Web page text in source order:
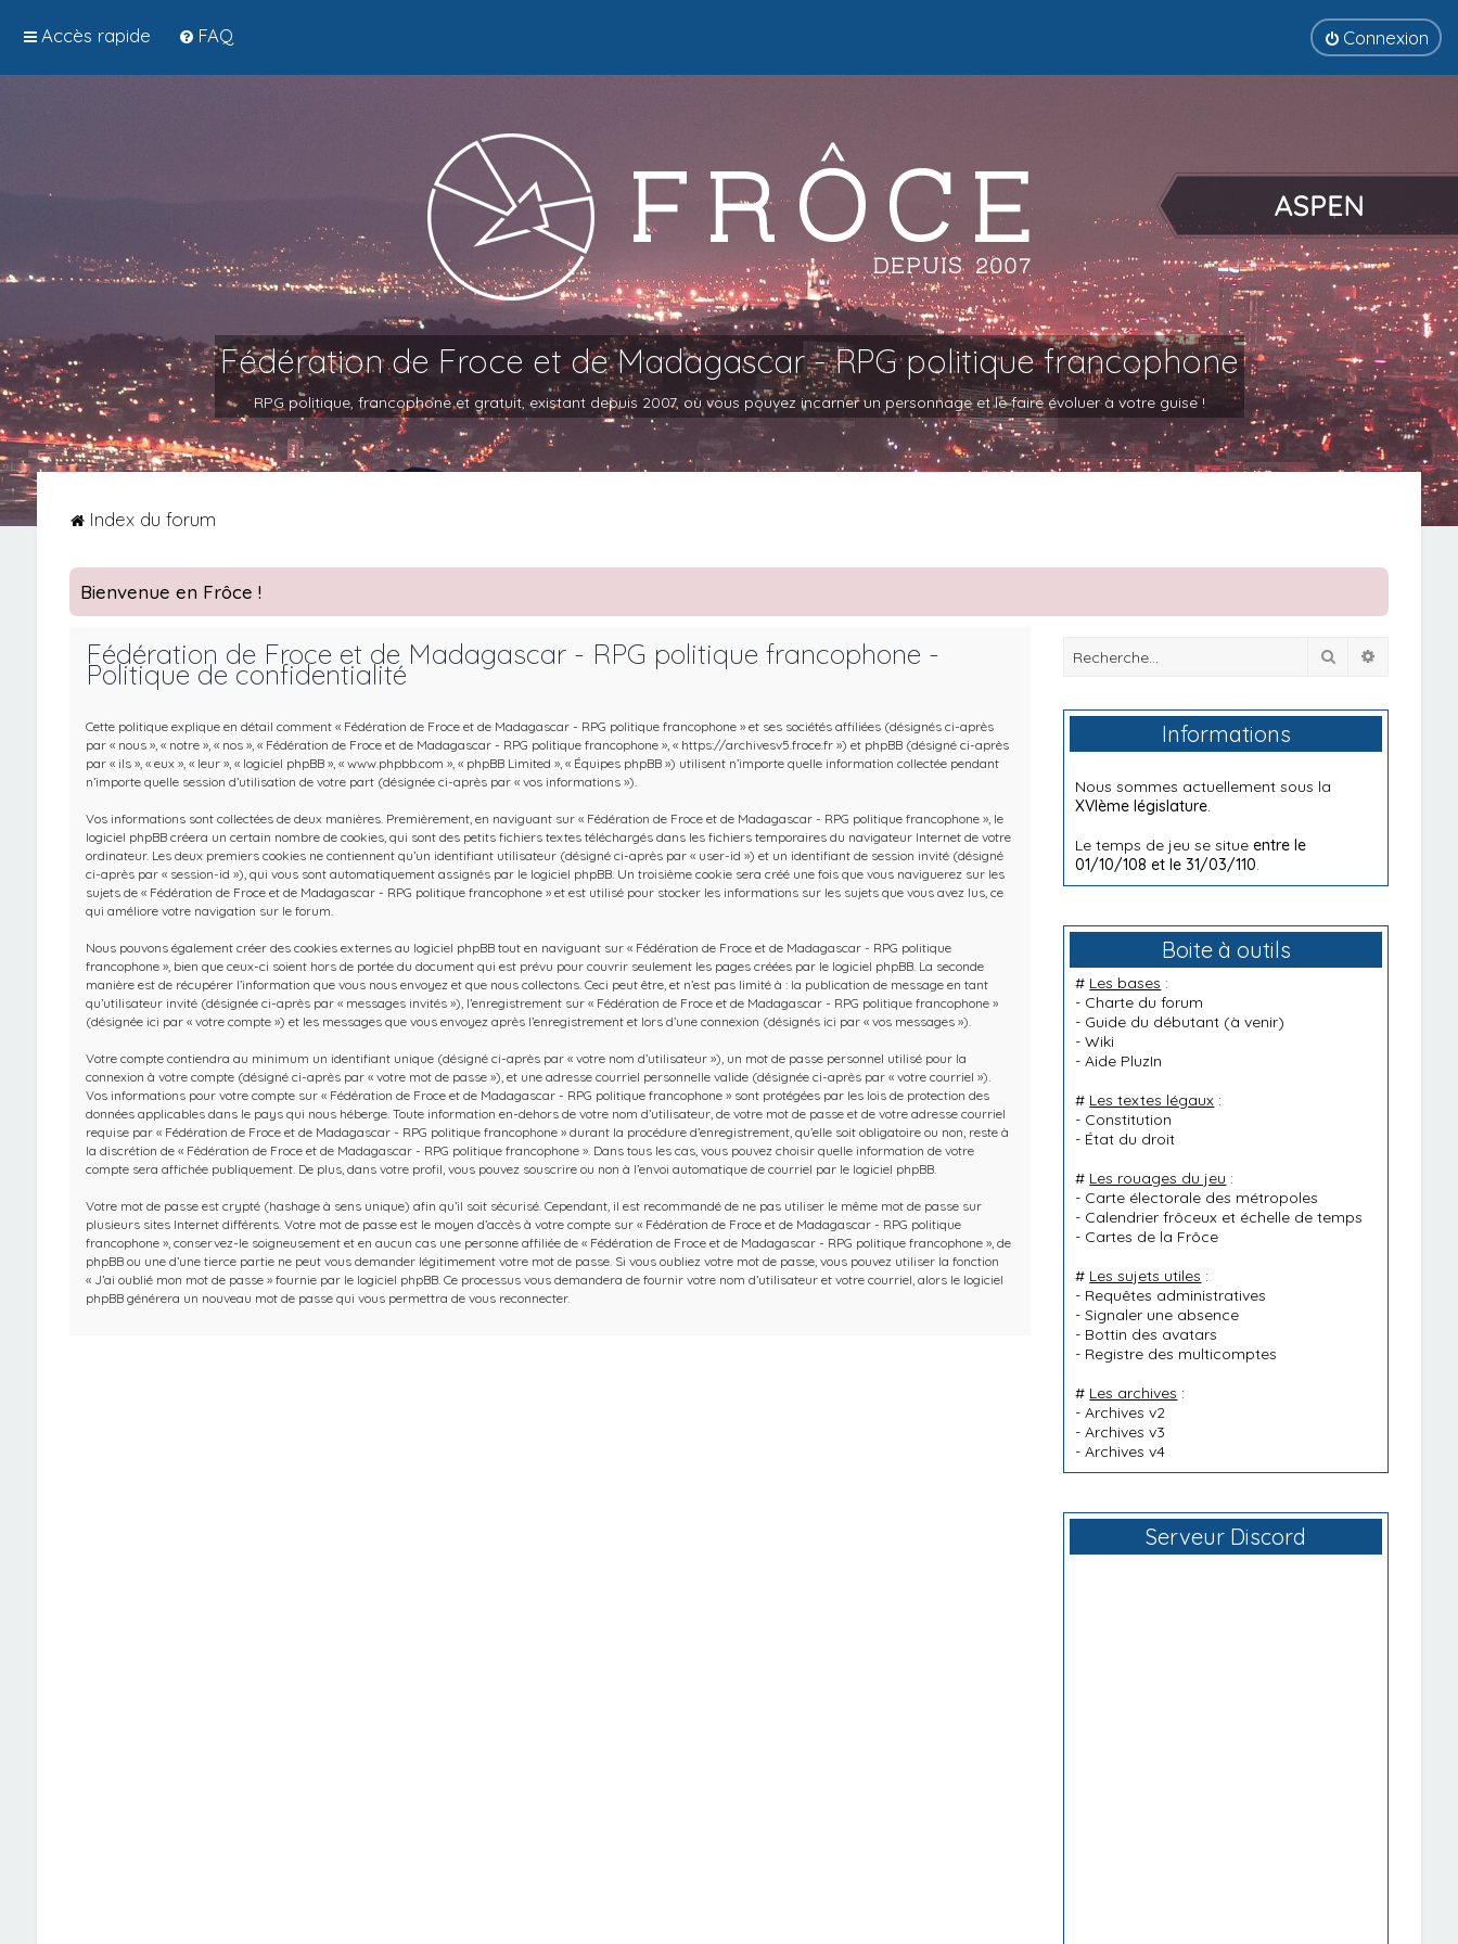
Accès rapide FAQ Connexion
Fédération de Froce et de Madagascar - RPG politique francophone
RPG politique, francophone et gratuit, existant depuis 2007, où vous pouvez incarner un personnage et le faire évoluer à votre guise !
Index du forum
Bienvenue en Frôce !
Fédération de Froce et de Madagascar - RPG politique francophone -
Politique de confidentialité
Cette politique explique en détail comment « Fédération de Froce et de Madagascar - RPG politique francophone » et ses sociétés affiliées (désignés ci-après
par « nous », « notre », « nos », « Fédération de Froce et de Madagascar - RPG politique francophone », « https://archivesv5.froce.fr ») et phpBB (désigné ci-après
par « ils », « eux », « leur », « logiciel phpBB », « www.phpbb.com », « phpBB Limited », « Équipes phpBB ») utilisent n’importe quelle information collectée pendant
n’importe quelle session d’utilisation de votre part (désignée ci-après par « vos informations »).
Vos informations sont collectées de deux manières. Premièrement, en naviguant sur « Fédération de Froce et de Madagascar - RPG politique francophone », le
logiciel phpBB créera un certain nombre de cookies, qui sont des petits fichiers textes téléchargés dans les fichiers temporaires du navigateur Internet de votre
ordinateur. Les deux premiers cookies ne contiennent qu’un identifiant utilisateur (désigné ci-après par « user-id ») et un identifiant de session invité (désigné
ci-après par « session-id »), qui vous sont automatiquement assignés par le logiciel phpBB. Un troisième cookie sera créé une fois que vous naviguerez sur les
sujets de « Fédération de Froce et de Madagascar - RPG politique francophone » et est utilisé pour stocker les informations sur les sujets que vous avez lus, ce
qui améliore votre navigation sur le forum.
Nous pouvons également créer des cookies externes au logiciel phpBB tout en naviguant sur « Fédération de Froce et de Madagascar - RPG politique
francophone », bien que ceux-ci soient hors de portée du document qui est prévu pour couvrir seulement les pages créées par le logiciel phpBB. La seconde
manière est de récupérer l’information que vous nous envoyez et que nous collectons. Ceci peut être, et n’est pas limité à : la publication de message en tant
qu’utilisateur invité (désignée ci-après par « messages invités »), l’enregistrement sur « Fédération de Froce et de Madagascar - RPG politique francophone »
(désignée ici par « votre compte ») et les messages que vous envoyez après l’enregistrement et lors d’une connexion (désignés ici par « vos messages »).
Votre compte contiendra au minimum un identifiant unique (désigné ci-après par « votre nom d’utilisateur »), un mot de passe personnel utilisé pour la
connexion à votre compte (désigné ci-après par « votre mot de passe »), et une adresse courriel personnelle valide (désignée ci-après par « votre courriel »).
Vos informations pour votre compte sur « Fédération de Froce et de Madagascar - RPG politique francophone » sont protégées par les lois de protection des
données applicables dans le pays qui nous héberge. Toute information en-dehors de votre nom d’utilisateur, de votre mot de passe et de votre adresse courriel
requise par « Fédération de Froce et de Madagascar - RPG politique francophone » durant la procédure d’enregistrement, qu’elle soit obligatoire ou non, reste à
la discrétion de « Fédération de Froce et de Madagascar - RPG politique francophone ». Dans tous les cas, vous pouvez choisir quelle information de votre
compte sera affichée publiquement. De plus, dans votre profil, vous pouvez souscrire ou non à l’envoi automatique de courriel par le logiciel phpBB.
Votre mot de passe est crypté (hashage à sens unique) afin qu’il soit sécurisé. Cependant, il est recommandé de ne pas utiliser le même mot de passe sur
plusieurs sites Internet différents. Votre mot de passe est le moyen d’accès à votre compte sur « Fédération de Froce et de Madagascar - RPG politique
francophone », conservez-le soigneusement et en aucun cas une personne affiliée de « Fédération de Froce et de Madagascar - RPG politique francophone », de
phpBB ou une d’une tierce partie ne peut vous demander légitimement votre mot de passe. Si vous oubliez votre mot de passe, vous pouvez utiliser la fonction
« J’ai oublié mon mot de passe » fournie par le logiciel phpBB. Ce processus vous demandera de fournir votre nom d’utilisateur et votre courriel, alors le logiciel
phpBB générera un nouveau mot de passe qui vous permettra de vous reconnecter.
Rechercher
Informations
Nous sommes actuellement sous la
XVIème législature.
Le temps de jeu se situeentre le
01/10/108 et le 31/03/110.
Boite à outils
# Les bases :
- Charte du forum
- Guide du débutant (à venir)
-Wiki
-Aide PluzIn
# Les textes légaux :
- Constitution
- État du droit
# Les rouages du jeu :
- Carte électorale des métropoles
- Calendrier frôceux et échelle de temps
- Cartes de la Frôce
# Les sujets utiles :
- Requêtes administratives
-Signaler une absence
- Bottin des avatars
- Registre des multicomptes
# Les archives :
-Archives v2
-Archives v3
-Archives v4
Serveur Discord